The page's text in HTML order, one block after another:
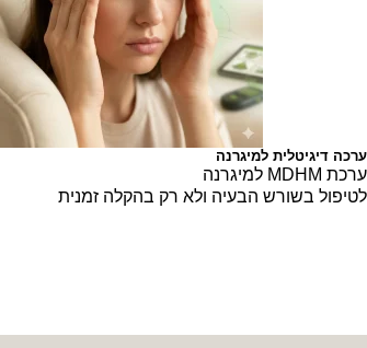
חיבור לב־רחם לפוריות
חיבור לב־רחם לתמיכה בפוריות